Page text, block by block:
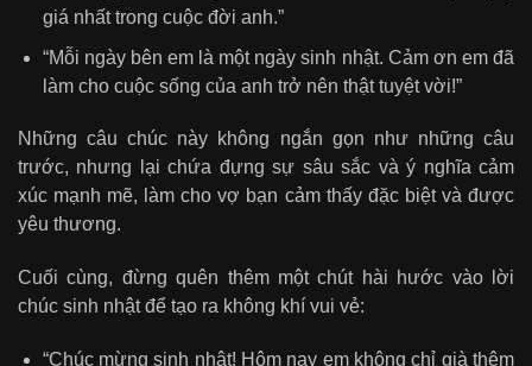
giá nhất trong cuộc đời anh.”
“Mỗi ngày bên em là một ngày sinh nhật. Cảm ơn em đã
làm cho cuộc sống của anh trở nên thật tuyệt vời!”
Những câu chúc này không ngắn gọn như những câu
trước, nhưng lại chứa đựng sự sâu sắc và ý nghĩa cảm
xúc mạnh mẽ, làm cho vợ bạn cảm thấy đặc biệt và được
yêu thương.
Cuối cùng, đừng quên thêm một chút hài hước vào lời
chúc sinh nhật để tạo ra không khí vui vẻ:
“Chúc mừng sinh nhật! Hôm nay em không chỉ già thêm